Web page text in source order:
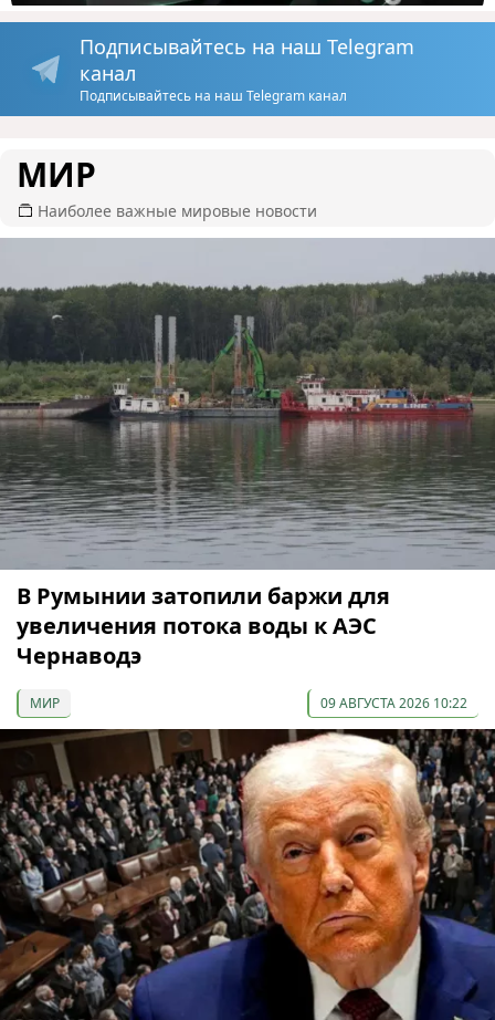
Подписывайтесь на наш Telegram
канал
Подписывайтесь на наш Telegram канал
МИР
Наиболее важные мировые новости
В Румынии затопили баржи для
увеличения потока воды к АЭС
Чернаводэ
МИР 09 АВГУСТА 2026 10:22